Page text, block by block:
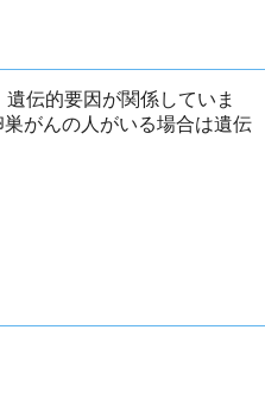
伝的要因が関係していま
がんの人がいる場合は遺伝